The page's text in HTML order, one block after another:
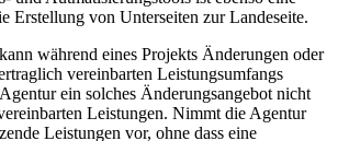
Erstellung von Unterseiten zur Landeseite.
während eines Projekts Änderungen oder
vereinbarten Leistungsumfangs
ein solches Änderungsangebot nicht
Leistungen. Nimmt die Agentur
Leistungen vor, ohne dass eine